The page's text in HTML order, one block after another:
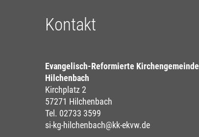
Kontakt
Evangelisch-Reformierte Kirchengemeinde
Hilchenbach
Kirchplatz 2
57271 Hilchenbach
Tel. 02733 3599
si-kg-hilchenbach@kk-ekvw.de